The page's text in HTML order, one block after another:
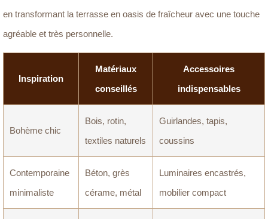
en transformant la terrasse en oasis de fraîcheur avec une touche
agréable et très personnelle.
Inspiration
Matériaux
conseillés
Accessoires
indispensables
Bohème chic
Bois, rotin,
textiles naturels
Guirlandes, tapis,
coussins
Contemporaine
minimaliste
Béton, grès
cérame, métal
Luminaires encastrés,
mobilier compact